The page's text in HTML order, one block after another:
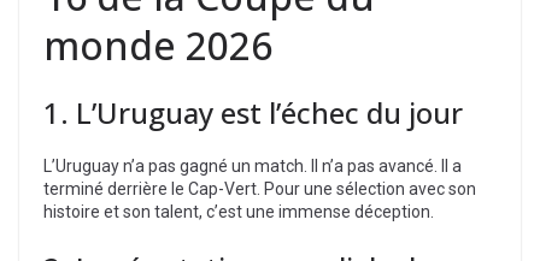
monde 2026
1. L’Uruguay est l’échec du jour
L’Uruguay n’a pas gagné un match. Il n’a pas avancé. Il a
terminé derrière le Cap-Vert. Pour une sélection avec son
histoire et son talent, c’est une immense déception.